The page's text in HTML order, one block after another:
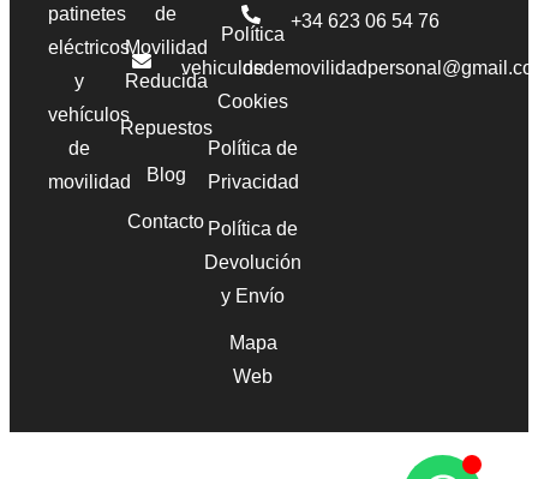
patinetes
eléctricos
y
vehículos
de
movilidad
de
Movilidad
Reducida
Repuestos
Blog
Contacto
Política
de
Cookies
Política de
Privacidad
Política de
Devolución
y Envío
Mapa
Web
+34 623 06 54 76‬